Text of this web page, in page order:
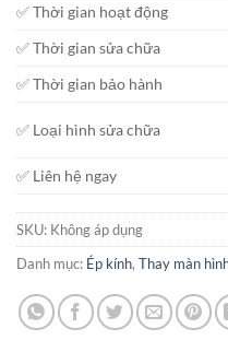
✅ Thời gian hoạt động
✅ Thời gian sửa chữa
✅ Thời gian bảo hành
✅ Loại hình sửa chữa
✅ Liên hệ ngay
SKU: Không áp dụng
Danh mục: Ép kính, Thay màn